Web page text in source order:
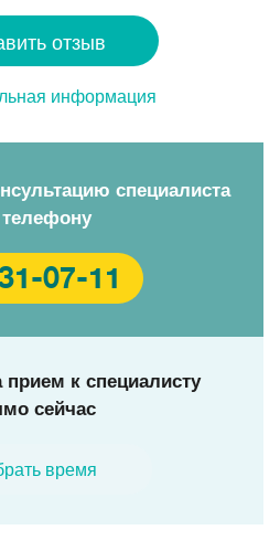
отзыв
информация
специалиста
07-11
к специалисту
сейчас
время